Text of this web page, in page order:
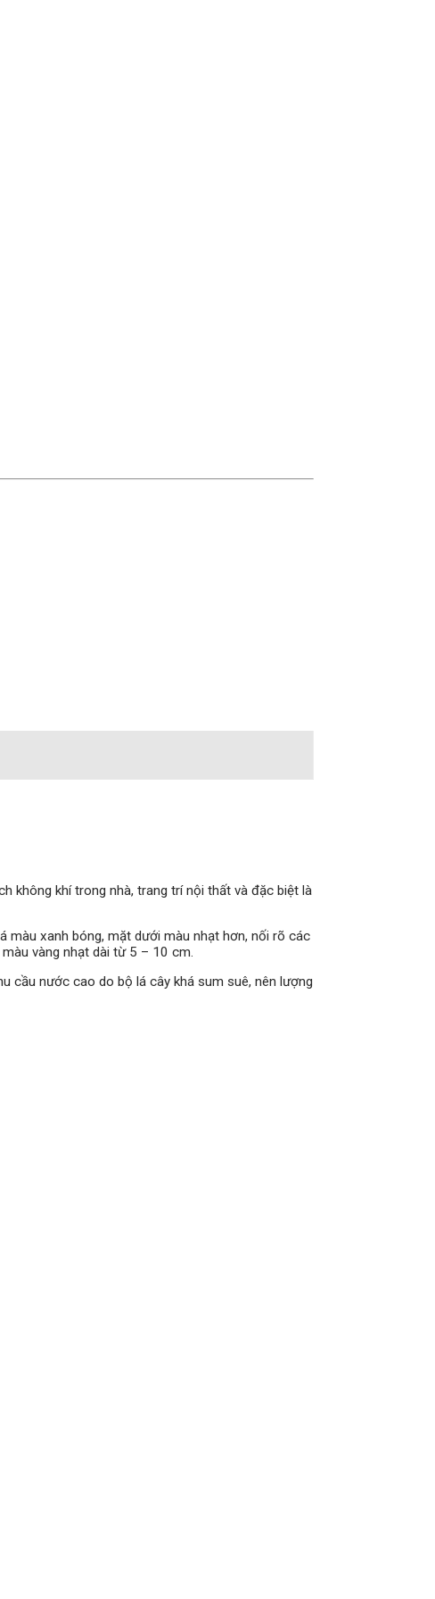
không khí trong nhà, trang trí nội thất và đặc biệt là
màu xanh bóng, mặt dưới màu nhạt hơn, nối rõ các
vàng nhạt dài từ 5 – 10 cm.
cầu nước cao do bộ lá cây khá sum suê, nên lượng